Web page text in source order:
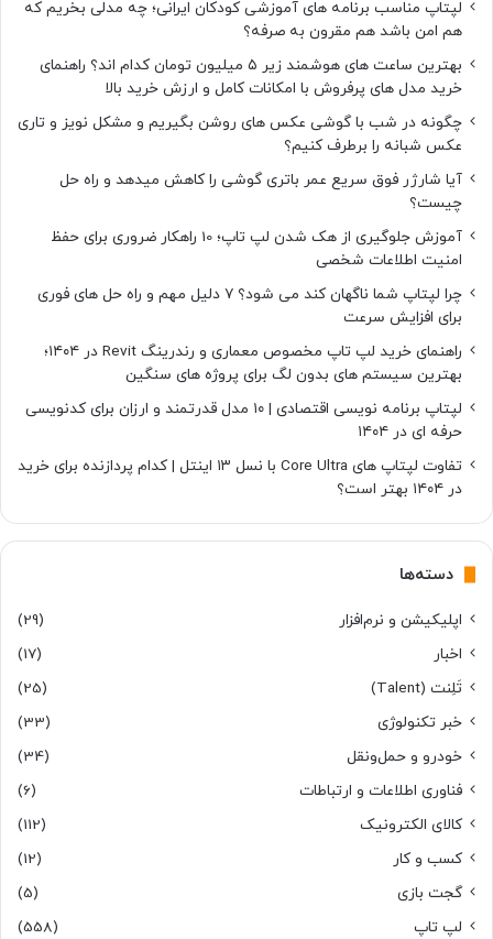
لپتاپ مناسب برنامه های آموزشی کودکان ایرانی؛ چه مدلی بخریم که
هم امن باشد هم مقرون به صرفه؟
بهترین ساعت های هوشمند زیر ۵ میلیون تومان کدام اند؟ راهنمای
خرید مدل های پرفروش با امکانات کامل و ارزش خرید بالا
چگونه در شب با گوشی عکس های روشن بگیریم و مشکل نویز و تاری
عکس شبانه را برطرف کنیم؟
آیا شارژر فوق سریع عمر باتری گوشی را کاهش میدهد و راه حل
چیست؟
آموزش جلوگیری از هک شدن لپ تاپ؛ 10 راهکار ضروری برای حفظ
امنیت اطلاعات شخصی
چرا لپتاپ شما ناگهان کند می شود؟ ۷ دلیل مهم و راه حل های فوری
برای افزایش سرعت
راهنمای خرید لپ تاپ مخصوص معماری و رندرینگ Revit در ۱۴۰۴؛
بهترین سیستم های بدون لگ برای پروژه های سنگین
لپتاپ برنامه نویسی اقتصادی | ۱۰ مدل قدرتمند و ارزان برای کدنویسی
حرفه ای در ۱۴۰۴
تفاوت لپتاپ های Core Ultra با نسل ۱۳ اینتل | کدام پردازنده برای خرید
در ۱۴۰۴ بهتر است؟
دسته‌ها
اپلیکیشن و نرم‌افزار
(29)
اخبار
(17)
تَلِنت (Talent)
(25)
خبر تکنولوژی
(33)
خودرو و حمل‌و‌نقل
(34)
فناوری اطلاعات و ارتباطات
(6)
کالای الکترونیک
(112)
کسب و کار
(12)
گجت بازی
(5)
لپ تاپ
(558)